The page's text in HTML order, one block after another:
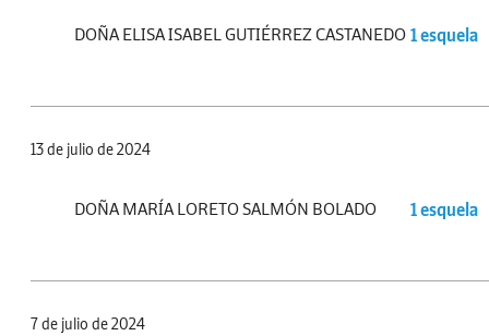
DOÑA ELISA ISABEL GUTIÉRREZ CASTANEDO 1 esquela
13 de julio de 2024
DOÑA MARÍA LORETO SALMÓN BOLADO 1 esquela
7 de julio de 2024